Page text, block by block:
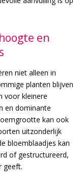
en
niet alleen in
planten blijven
voor kleinere
en dominante
kan ook
uitzonderlijk
bloemblaadjes kan
of gestructureerd,
geeft.